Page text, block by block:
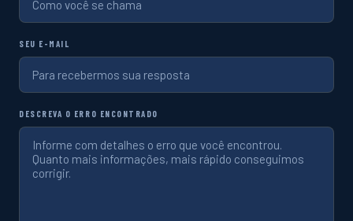
SEU E-MAIL
DESCREVA O ERRO ENCONTRADO